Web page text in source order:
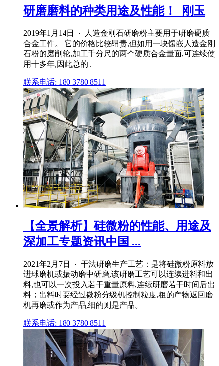
研磨磨料的种类用途及性能！_刚玉
2019年1月14日 · 人造金刚石研磨粉主要用于研磨硬质
合金工件。 它的价格比较昂贵,但如用一块镶嵌人造金刚
石粉的磨削轮,加工千分尺的两个硬质合金量面,可连续使
用十多年,因此总的 .
联系电话: 180 3780 8511
【全景解析】硅微粉的性能、用途及
深加工专题资讯中国 ...
2021年2月7日 · 干法研磨生产工艺：是将硅微粉原料放
进球磨机或振动磨中研磨,该研磨工艺可以连续进料和出
料,也可以一次投入若干重量原料,连续研磨若干时间后出
料；出料时要经过微粉分级机控制粒度,粗的产物返回磨
机再磨或作为产品,细的则是产品。
联系电话: 180 3780 8511